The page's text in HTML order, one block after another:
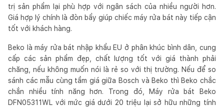
trị sản phẩm lại phù hợp với ngân sách của nhiều người hơn.
Giá hợp lý chính là đòn bẩy giúp chiếc máy rửa bát này tiếp cận
tốt với khách hàng.
Beko là máy rửa bát nhập khẩu EU ở phân khúc bình dân, cung
cấp các sản phẩm đẹp, chất lượng tốt với giá thành phải
chăng, nếu không muốn nói là rẻ so với thị trường. Nếu để so
sánh các mẫu cùng tầm giá giữa Bosch và Beko thì Beko chắc
chắn nhiều tính năng hơn. Trong đó, Máy rửa bát Beko
DFN05311WL với mức giá dưới 20 triệu lại sở hữu những tính